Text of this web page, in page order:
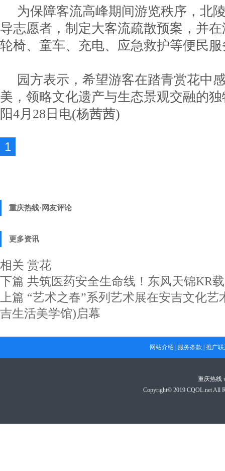
为保障客流高峰期间游览秩序，北
导志愿者，制定大客流疏散预案，并
轮椅、童车、充电、应急救护等便民
园方表示，希望游客在踏青赏花中
美，领略文化遗产与生态景观交融的
阳4月28日电(杨茜茜)
1
重庆热线·网友评论
更多资讯
相关 赏花
下篇 共筑医药安全生命线！东风天锦KR
上篇 “艺术之春”系列艺术展在安吉文化艺
吉生活美学馆)启幕
网站介绍 服务条款 推广
重庆热线
Copyright© 2019 CQOL.net All